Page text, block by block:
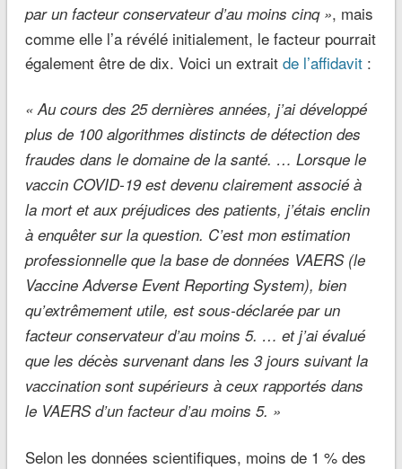
par un facteur conservateur d’au moins cinq », mais
comme elle l’a révélé initialement, le facteur pourrait
également être de dix. Voici un extrait de l’affidavit:
« Au cours des 25 dernières années, j’ai développé
plus de 100 algorithmes distincts de détection des
fraudes dans le domaine de la santé. … Lorsque le
vaccin COVID-19 est devenu clairement associé à
la mort et aux préjudices des patients, j’étais enclin
à enquêter sur la question. C’est mon estimation
professionnelle que la base de données VAERS (le
Vaccine Adverse Event Reporting System), bien
qu’extrêmement utile, est sous-déclarée par un
facteur conservateur d’au moins 5. … et j’ai évalué
que les décès survenant dans les 3 jours suivant la
vaccination sont supérieurs à ceux rapportés dans
le VAERS d’un facteur d’au moins 5. »
Selon les données scientifiques, moins de 1 % des